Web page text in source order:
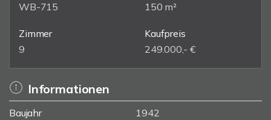
WB-715
150 m²
Zimmer
9
Kaufpreis
249.000,- €
Informationen
Baujahr
1942